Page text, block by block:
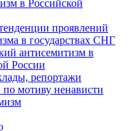
в Российской
проявлений
в государствах СНГ
антисемитизм в
России
репортажи
мотиву ненависти